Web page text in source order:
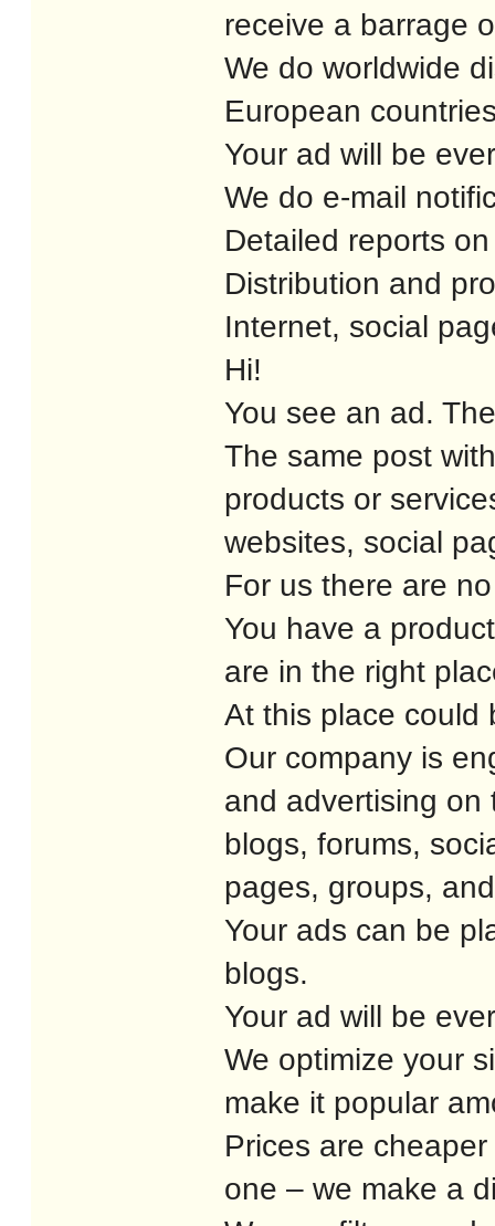
receive a barrage
We do worldwide
European
Your ad will be
We do e-mail
Detailed reports
Distribution and
Internet, social
Hi!
You see an ad.
The same post
products or
websites, social
For us there are
You have a
are in the right
At this place could
Our company is
and advertising on
blogs, forums,
pages, groups,
Your ads can be
blogs.
Your ad will be
We optimize your
make it popular
Prices are
one – we make a